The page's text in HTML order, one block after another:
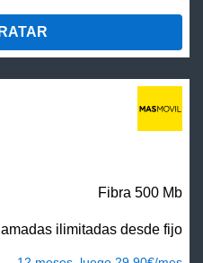
Fibra 500 Mb
ilimitadas desde fijo